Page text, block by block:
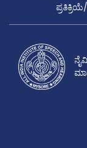
ಪ್ರತಿಕ್ರಿಯೆ/